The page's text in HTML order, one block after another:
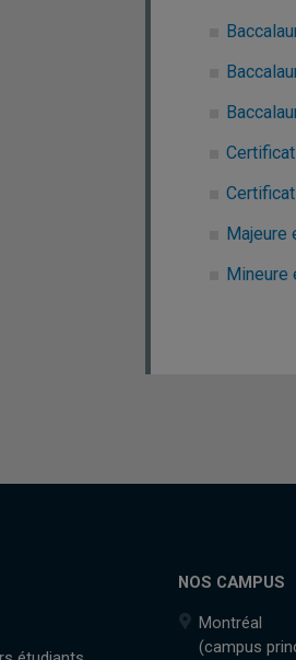
Majeure
Mineure
NOS CAMPUS
Montréal
(campus